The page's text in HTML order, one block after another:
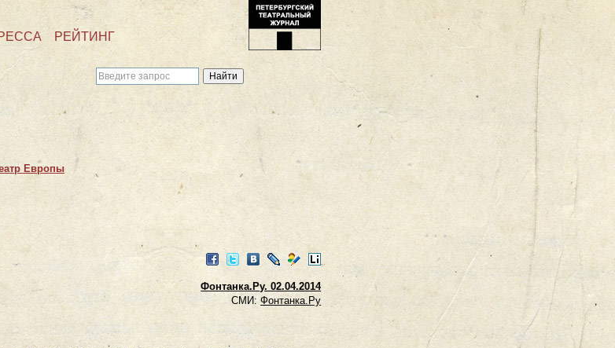
РЕЙТИНГ
Европы
Facebook
TwitterVKontakte
LiveJournal
Мой
LiveInternet
Фонтанка.Ру. 02.04.2014
СМИ:Фонтанка.Ру